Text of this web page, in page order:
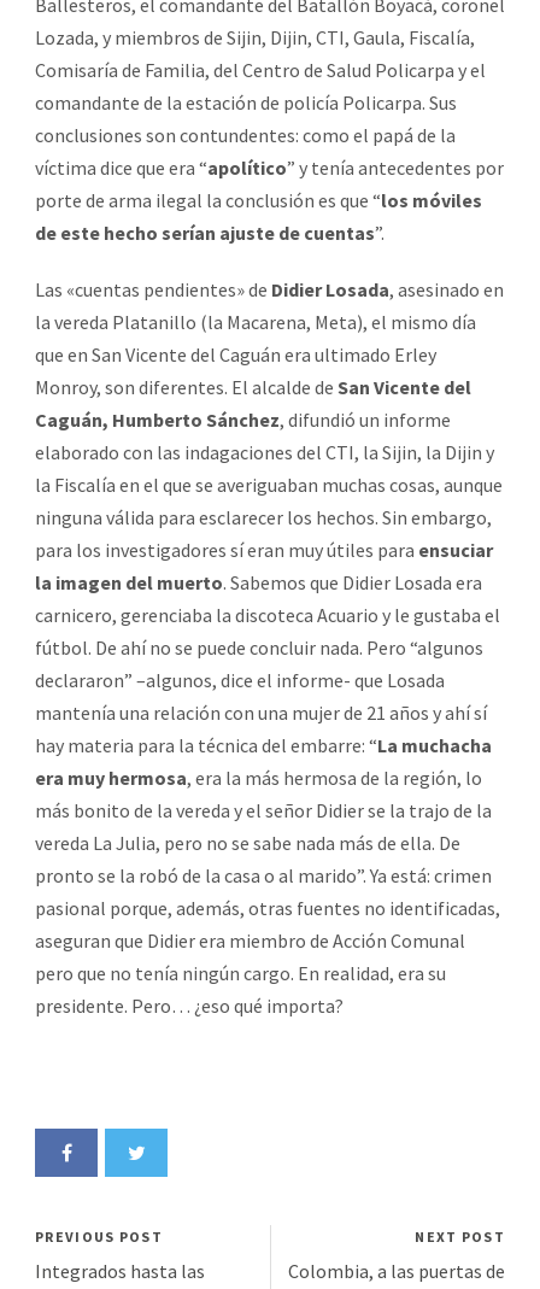
Lozada, y miembros de Sijin, Dijin, CTI, Gaula, Fiscalía,
Comisaría de Familia, del Centro de Salud Policarpa y el
comandante de la estación de policía Policarpa. Sus
conclusiones son contundentes: como el papá de la
víctima dice que era “apolítico” y tenía antecedentes por
porte de arma ilegal la conclusión es que “los móviles
de este hecho serían ajuste de cuentas”.
Las «cuentas pendientes» de Didier Losada, asesinado en
la vereda Platanillo (la Macarena, Meta), el mismo día
que en San Vicente del Caguán era ultimado Erley
Monroy, son diferentes. El alcalde de San Vicente del
Caguán, Humberto Sánchez, difundió un informe
elaborado con las indagaciones del CTI, la Sijin, la Dijin y
la Fiscalía en el que se averiguaban muchas cosas, aunque
ninguna válida para esclarecer los hechos. Sin embargo,
para los investigadores sí eran muy útiles para ensuciar
la imagen del muerto. Sabemos que Didier Losada era
carnicero, gerenciaba la discoteca Acuario y le gustaba el
fútbol. De ahí no se puede concluir nada. Pero “algunos
declararon” –algunos, dice el informe- que Losada
mantenía una relación con una mujer de 21 años y ahí sí
hay materia para la técnica del embarre: “La muchacha
era muy hermosa, era la más hermosa de la región, lo
más bonito de la vereda y el señor Didier se la trajo de la
vereda La Julia, pero no se sabe nada más de ella. De
pronto se la robó de la casa o al marido”. Ya está: crimen
pasional porque, además, otras fuentes no identificadas,
aseguran que Didier era miembro de Acción Comunal
pero que no tenía ningún cargo. En realidad, era su
presidente. Pero… ¿eso qué importa?
PREVIOUS POST
Integrados hasta las
NEXT POST
Colombia, a las puertas de